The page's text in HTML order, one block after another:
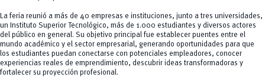
La feria reunió a más de 40 empresas e instituciones, junto a tres universidades,
un Instituto Superior Tecnológico, más de 1.000 estudiantes y diversos actores
del público en general. Su objetivo principal fue establecer puentes entre el
mundo académico y el sector empresarial, generando oportunidades para que
los estudiantes puedan conectarse con potenciales empleadores, conocer
experiencias reales de emprendimiento, descubrir ideas transformadoras y
fortalecer su proyección profesional.